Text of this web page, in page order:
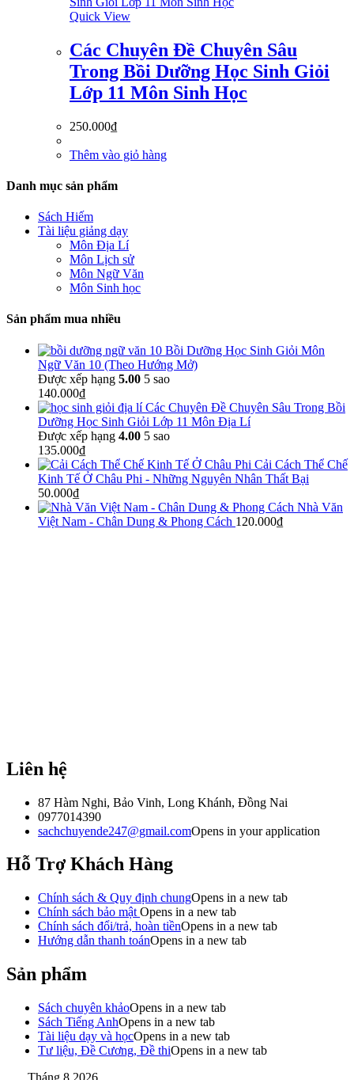
Quick View
Các Chuyên Đề Chuyên Sâu
Trong Bồi Dưỡng Học Sinh Giỏi
Lớp 11 Môn Sinh Học
250.000₫
Thêm vào giỏ hàng
Danh mục sản phẩm
Sách Hiếm
Tài liệu giảng dạy
Môn Địa Lí
Môn Lịch sử
Môn Ngữ Văn
Môn Sinh học
Sản phẩm mua nhiều
Bồi Dưỡng Học Sinh Giỏi Môn
Ngữ Văn 10 (Theo Hướng Mở)
Được xếp hạng 5.00 5 sao
140.000₫
Các Chuyên Đề Chuyên Sâu Trong Bồi
Dưỡng Học Sinh Giỏi Lớp 11 Môn Địa Lí
Được xếp hạng 4.00 5 sao
135.000₫
Cải Cách Thể Chế
Kinh Tế Ở Châu Phi - Những Nguyên Nhân Thất Bại
50.000₫
Nhà Văn
Việt Nam - Chân Dung & Phong Cách 120.000₫
Liên hệ
87 Hàm Nghi, Bảo Vinh, Long Khánh, Đồng Nai
0977014390
sachchuyende247@gmail.comOpens in your application
Hỗ Trợ Khách Hàng
Chính sách & Quy định chungOpens in a new tab
Chính sách bảo mật Opens in a new tab
Chính sách đổi/trả, hoàn tiềnOpens in a new tab
Hướng dẫn thanh toánOpens in a new tab
Sản phẩm
Sách chuyên khảoOpens in a new tab
Sách Tiếng AnhOpens in a new tab
Tài liệu dạy và họcOpens in a new tab
Tư liệu, Đề Cương, Đề thiOpens in a new tab